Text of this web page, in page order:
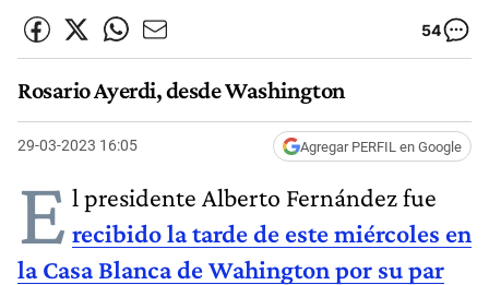
54
Rosario Ayerdi, desde Washington
29-03-2023 16:05 Agregar PERFIL en Google
E l presidente Alberto Fernández fue
recibido la tarde de este miércoles en
la Casa Blanca de Wahington por su par